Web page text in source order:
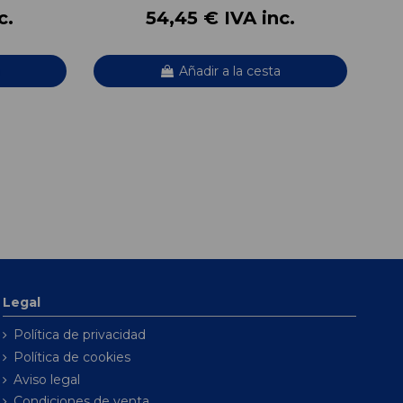
54,45 € IVA inc.
Añadir a la cesta
Legal
Política de privacidad
Política de cookies
Aviso legal